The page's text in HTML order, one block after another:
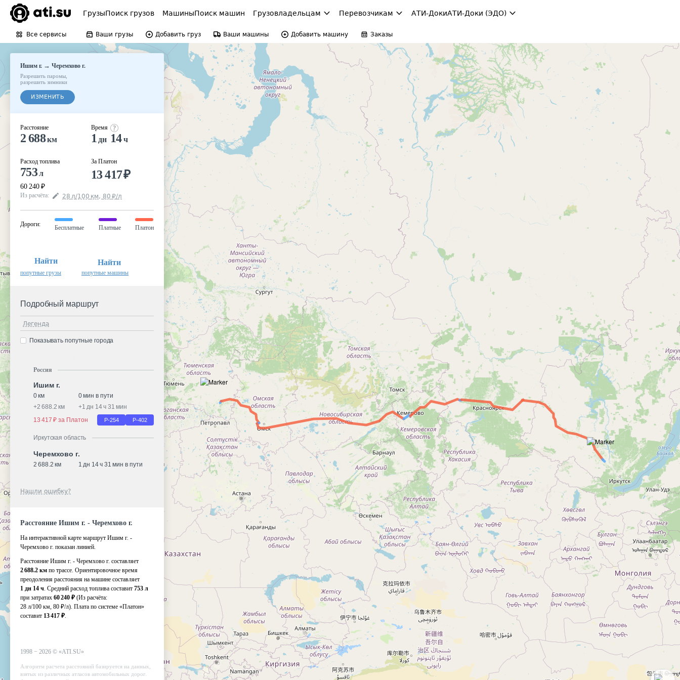
ГрузыПоиск грузов МашиныПоиск машин Грузовладельцам Перевозчикам АТИ-ДокиАТИ-Доки (ЭДО)
Все сервисы Ваши грузы Добавить груз Ваши машины Добавить машину Заказы
Ишим г. →Черемхово г.
Разрешить паромы
разрешить зимники
ИЗМЕНИТЬ
Расстояние
2 688км
Расход топлива
753л
60 240 ₽
Время
1 дн 14ч
За Платон
13 417₽
Из расчёта: 28 л/100 км, 80 ₽/л
Дороги:
Бесплатные Платные Платон
Найти
попутные грузы
Найти
попутные машины
Подробный маршрут
Легенда
Показывать попутные города
Россия
Ишим г.
0 км
0 мин в пути
+2 688.2 км +1 дн 14 ч 31 мин
13 417 ₽ за Платон
Р-254 Р-402
Иркутская область
Черемхово г.
2 688.2 км 1 дн 14 ч 31 мин в пути
Нашли ошибку?
Расстояние Ишим г. - Черемхово г.
На интерактивной карте маршрут Ишим г. -
Черемхово г. показан линией.
Расстояние Ишим г. - Черемхово г. составляет
2 688.2 км по трассе. Ориентировочное время
преодоления расстояния на машине составляет
1 дн 14 ч. Средний расход топлива составит 753 л
при затратах 60 240 ₽ (Из расчёта:
28 л/100 км, 80 ₽/л). Плата по системе «Платон»
составит 13 417 ₽.
1998 − 2026 © «ATI.SU»
Алгоритм расчета расстояний базируется на данных,
взятых из различных атласов автомобильных дорог.